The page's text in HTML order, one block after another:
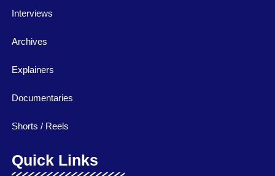
Interviews
Archives
Explainers
Documentaries
Shorts / Reels
Quick Links